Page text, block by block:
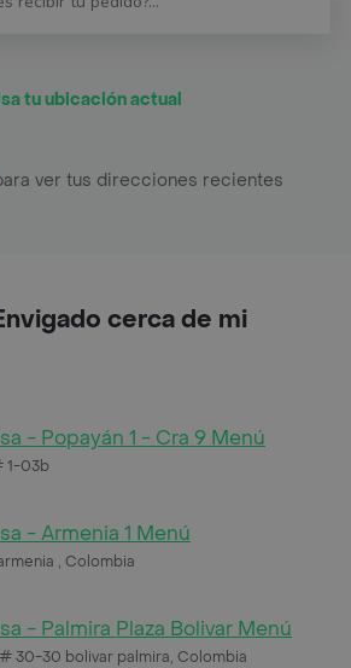
tu ubicación actual
ver tus direcciones recientes
cerca de mi
- Popayán 1 - Cra 9 Menú
1-03b
- Armenia 1 Menú
, Colombia
- Palmira Plaza Bolivar Menú
30-30 bolivar palmira, Colombia